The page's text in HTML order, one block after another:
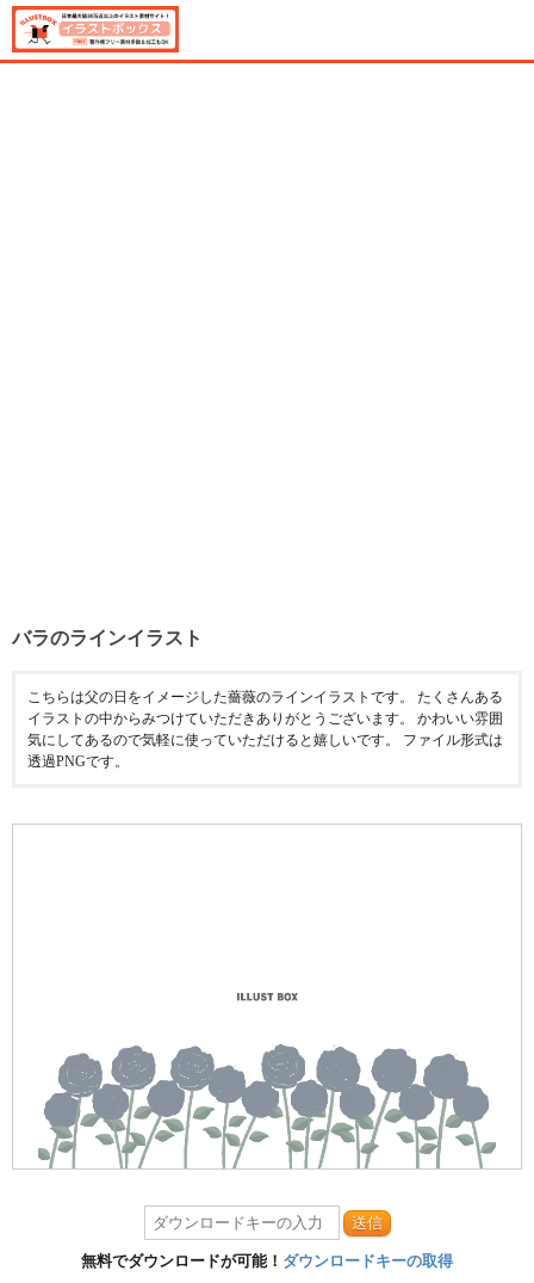
バラのラインイラスト
こちらは父の日をイメージした薔薇のラインイラストです。 たくさんある
イラストの中からみつけていただきありがとうございます。 かわいい雰囲
気にしてあるので気軽に使っていただけると嬉しいです。 ファイル形式は
透過PNGです。
送信
無料でダウンロードが可能！ ダウンロードキーの取得